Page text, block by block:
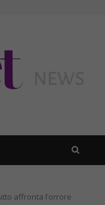
affronta l’orrore